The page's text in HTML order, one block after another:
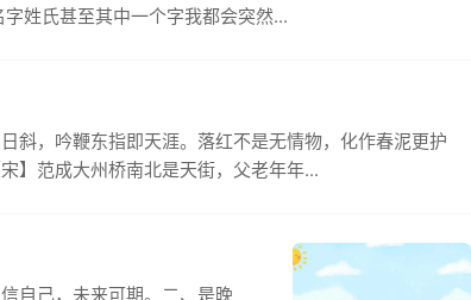
姓氏甚至其中一个字我都会突然...
斜，吟鞭东指即天涯。落红不是无情物，化作春泥更护
】范成大州桥南北是天街，父老年年...
自己，未来可期。二、是晚